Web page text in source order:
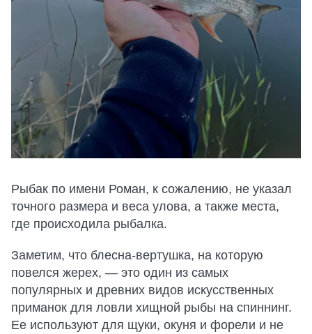
Рыбак по имени Роман, к сожалению, не указал
точного размера и веса улова, а также места,
где происходила рыбалка.
Заметим, что блесна-вертушка, на которую
повелся жерех, — это один из самых
популярных и древних видов искусственных
приманок для ловли хищной рыбы на спиннинг.
Ее используют для щуки, окуня и форели и не